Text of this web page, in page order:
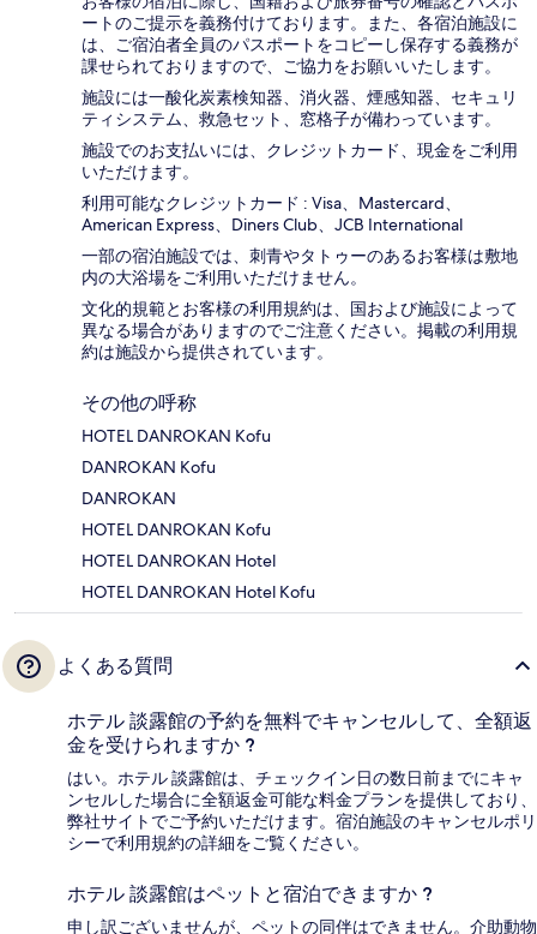
ートのご提示を義務付け​ております。また、各宿泊施設に
は、ご宿泊者全員のパスポートをコピーし保存する義務が
課せられておりますの​で、ご協力をお願いいたします。
施設には一酸化炭素検知器、消火器、煙感知器、セキュリ
ティシステム、救急セット、窓格子が備わっています。
施設でのお支払いには、クレジットカード、現金をご利用
いただけます。
利用可能なクレジットカード : Visa、Mastercard、
American Express、Diners Club、JCB International
一部の宿泊施設では、刺青やタトゥーのあるお客様は敷地
内の大浴場をご利用いただけません。
文化的規範とお客様の利用規約は、国および施設によって
異なる場合がありますのでご注意ください。掲載の利用規
約は施設から提供されています。
その他の呼称
HOTEL DANROKAN Kofu
DANROKAN Kofu
DANROKAN
HOTEL DANROKAN Kofu
HOTEL DANROKAN Hotel
HOTEL DANROKAN Hotel Kofu
よくある質問
ホテル 談露館の予約を無料でキャンセルして、全額返
金を受けられますか ?
はい。ホテル 談露館は、チェックイン日の数日前までにキャ
ンセルした場合に全額返金可能な料金プランを提供しており、
弊社サイトでご予約いただけます。宿泊施設のキャンセルポリ
シーで利用規約の詳細をご覧ください。
ホテル 談露館はペットと宿泊できますか ?
申し訳ございませんが、ペットの同伴はできません。介助動物